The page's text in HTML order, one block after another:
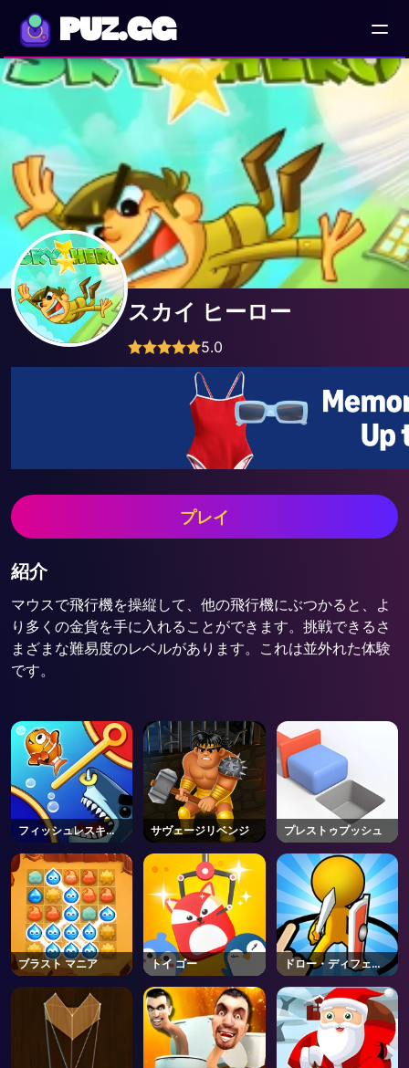
PUZ.GG
スカイ ヒーロー
5.0
プレイ
紹介
マウスで飛行機を操縦して、他の飛行機にぶつかると、よ
り多くの金貨を手に入れることができます。挑戦できるさ
まざまな難易度のレベルがあります。これは並外れた体験
です。
フィッシュレスキュ
ー
サヴェージリベンジ プレストゥプッシュ
ブラスト マニア トイ ゴー
ドロー・ディフェン
ス